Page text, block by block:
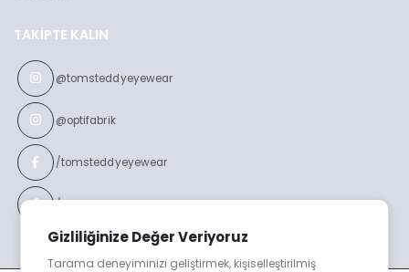
Gizliliğinize Değer Veriyoruz
Tarama deneyiminizi geliştirmek, kişiselleştirilmiş
TAKIPTE KALIN
@tomsteddyeyewear
@optifabrik
/tomsteddyeyewear
/optifabrikeyewear